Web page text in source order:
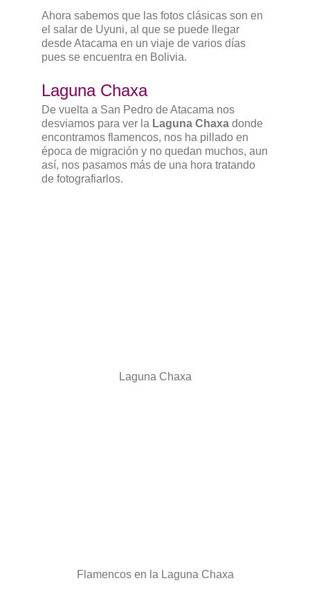
Ahora sabemos que las fotos clásicas son en
el salar de Uyuni, al que se puede llegar
desde Atacama en un viaje de varios días
pues se encuentra en Bolivia.
Laguna Chaxa
De vuelta a San Pedro de Atacama nos
desviamos para ver la Laguna Chaxa donde
encontramos flamencos, nos ha pillado en
época de migración y no quedan muchos, aun
así, nos pasamos más de una hora tratando
de fotografiarlos.
Laguna Chaxa
Flamencos en la Laguna Chaxa